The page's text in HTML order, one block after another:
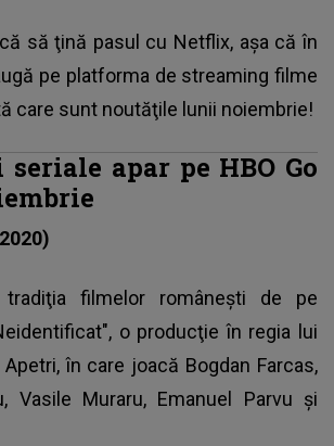
să ţină pasul cu Netflix, aşa că în
pe platforma de streaming filme
care sunt noutăţile lunii noiembrie!
apar pe HBO Go
tradiţia filmelor româneşti de pe
o producţie în regia lui
în care joacă Bogdan Farcas,
Vasile Muraru, Emanuel Parvu şi